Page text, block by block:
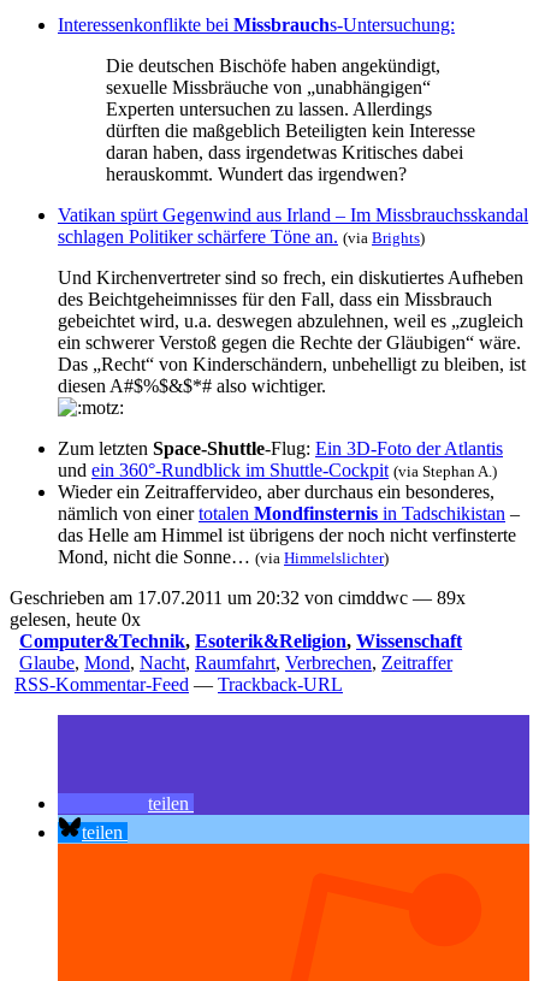
Interessenkonflikte bei Missbrauchs-Untersuchung:
Die deutschen Bischöfe haben angekündigt,
sexuelle Missbräuche von „unabhängigen“
Experten untersuchen zu lassen. Allerdings
dürften die maßgeblich Beteiligten kein Interesse
daran haben, dass irgendetwas Kritisches dabei
herauskommt. Wundert das irgendwen?
Vatikan spürt Gegenwind aus Irland – Im Missbrauchsskandal
schlagen Politiker schärfere Töne an. (via Brights)
Und Kirchenvertreter sind so frech, ein diskutiertes Aufheben
des Beichtgeheimnisses für den Fall, dass ein Missbrauch
gebeichtet wird, u.a. deswegen abzulehnen, weil es „zugleich
ein schwerer Verstoß gegen die Rechte der Gläubigen“ wäre.
Das „Recht“ von Kinderschändern, unbehelligt zu bleiben, ist
diesen A#$%$&$*# also wichtiger.
Zum letzten Space-Shuttle-Flug: Ein 3D-Foto der Atlantis
und ein 360°-Rundblick im Shuttle-Cockpit (via Stephan A.)
Wieder ein Zeitraffervideo, aber durchaus ein besonderes,
nämlich von einertotalen Mondfinsternis in Tadschikistan –
das Helle am Himmel ist übrigens der noch nicht verfinsterte
Mond, nicht die Sonne… (via Himmelslichter)
Geschrieben am 17.07.2011 um 20:32 von cimddwc — 89x
gelesen, heute 0x
Computer&Technik, Esoterik&Religion, Wissenschaft
Glaube, Mond, Nacht, Raumfahrt, Verbrechen, Zeitraffer
RSS-Kommentar-Feed — Trackback-URL
teilen
teilen